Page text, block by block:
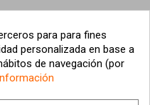
para para fines
personalizada en base a
de navegación (por